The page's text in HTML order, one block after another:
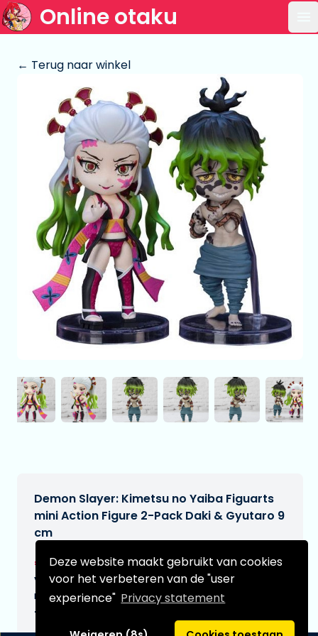
Deze website maakt gebruikt van cookies
voor het verbeteren van de "user
experience" Privacy statement
Online otaku
← Terug naar winkel
Demon Slayer: Kimetsu no Yaiba Figuarts
mini Action Figure 2-Pack Daki & Gyutaro 9
cm
€57,99[Onder voorbehoud]
Verwachtte leverdatum:
n.v.t.
Type: